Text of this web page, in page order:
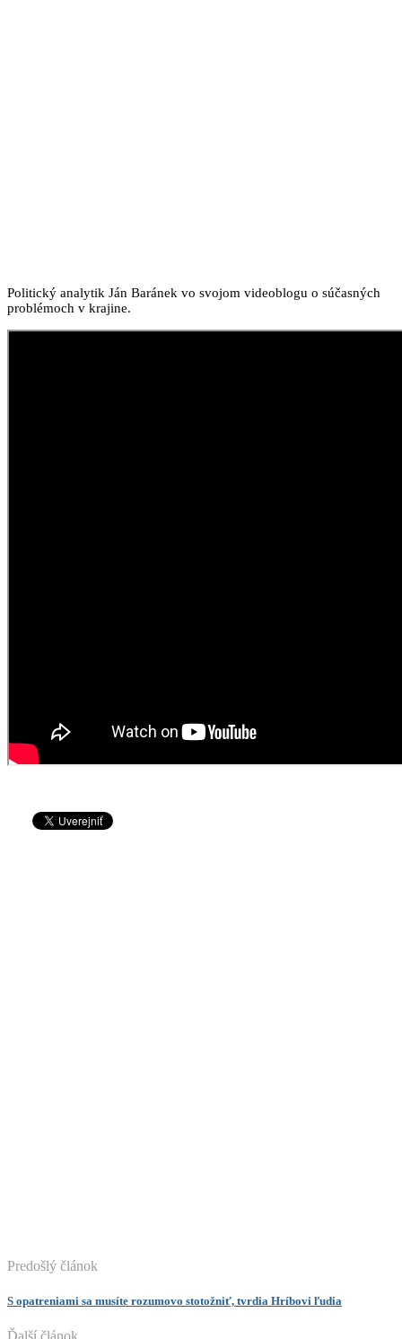
Politický analytik Ján Baránek vo svojom videoblogu o súčasných
problémoch v krajine.
Predošlý článok
S opatreniami sa musíte rozumovo stotožniť, tvrdia Hríbovi ľudia
Ďalší článok